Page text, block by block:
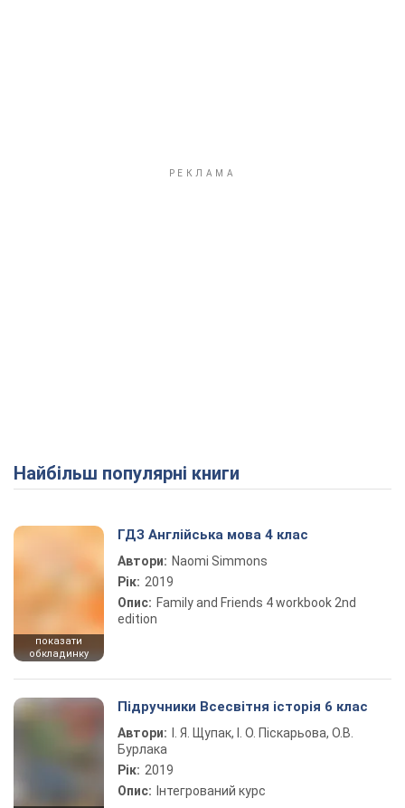
Найбільш популярні книги
показати
обкладинку
ГДЗ Англійська мова 4 клас
Автори: Naomi Simmons
Рік: 2019
Опис: Family and Friends 4 workbook 2nd
edition
Підручники Всесвітня історія 6 клас
Автори:
І. Я. Щупак, І. О. Піскарьова, О.В.
Бурлака
Рік: 2019
Опис: Інтегрований курс